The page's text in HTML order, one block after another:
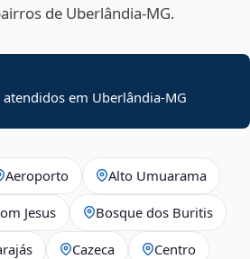
de Uberlândia‑MG.
em Uberlândia-MG
Aeroporto Alto Umuarama
Jesus Bosque dos Buritis
Cazeca Centro